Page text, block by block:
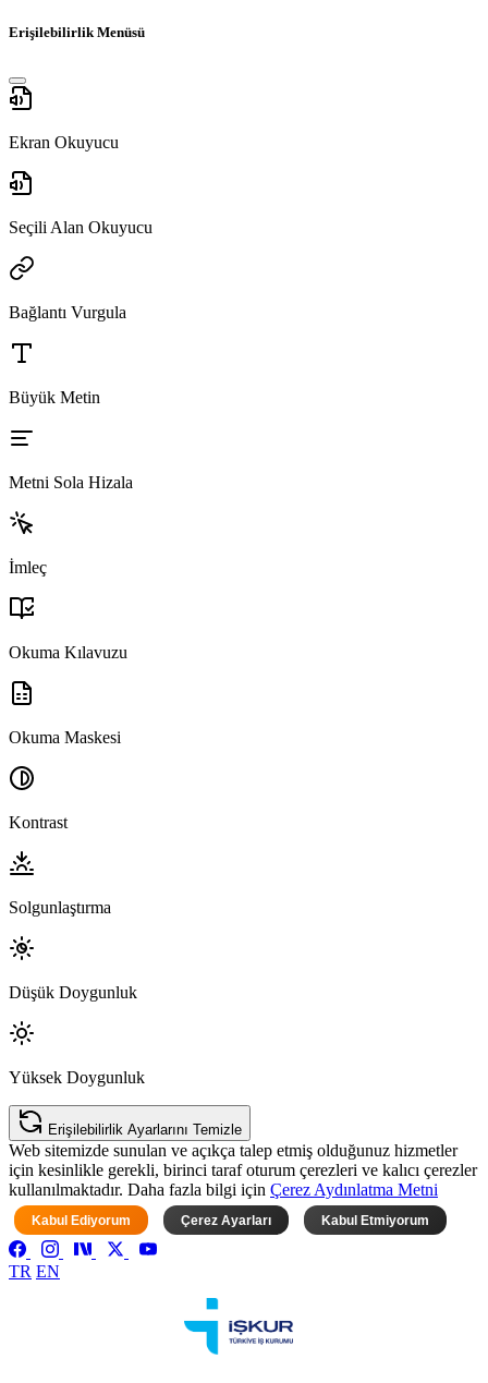
Erişilebilirlik Menüsü
Ekran Okuyucu
Seçili Alan Okuyucu
Bağlantı Vurgula
Büyük Metin
Metni Sola Hizala
İmleç
Okuma Kılavuzu
Okuma Maskesi
Kontrast
Solgunlaştırma
Düşük Doygunluk
Yüksek Doygunluk
Erişilebilirlik Ayarlarını Temizle
Web sitemizde sunulan ve açıkça talep etmiş olduğunuz hizmetler
için kesinlikle gerekli, birinci taraf oturum çerezleri ve kalıcı çerezler
kullanılmaktadır. Daha fazla bilgi için Çerez Aydınlatma Metni
Kabul Ediyorum Çerez Ayarları Kabul Etmiyorum
TR EN